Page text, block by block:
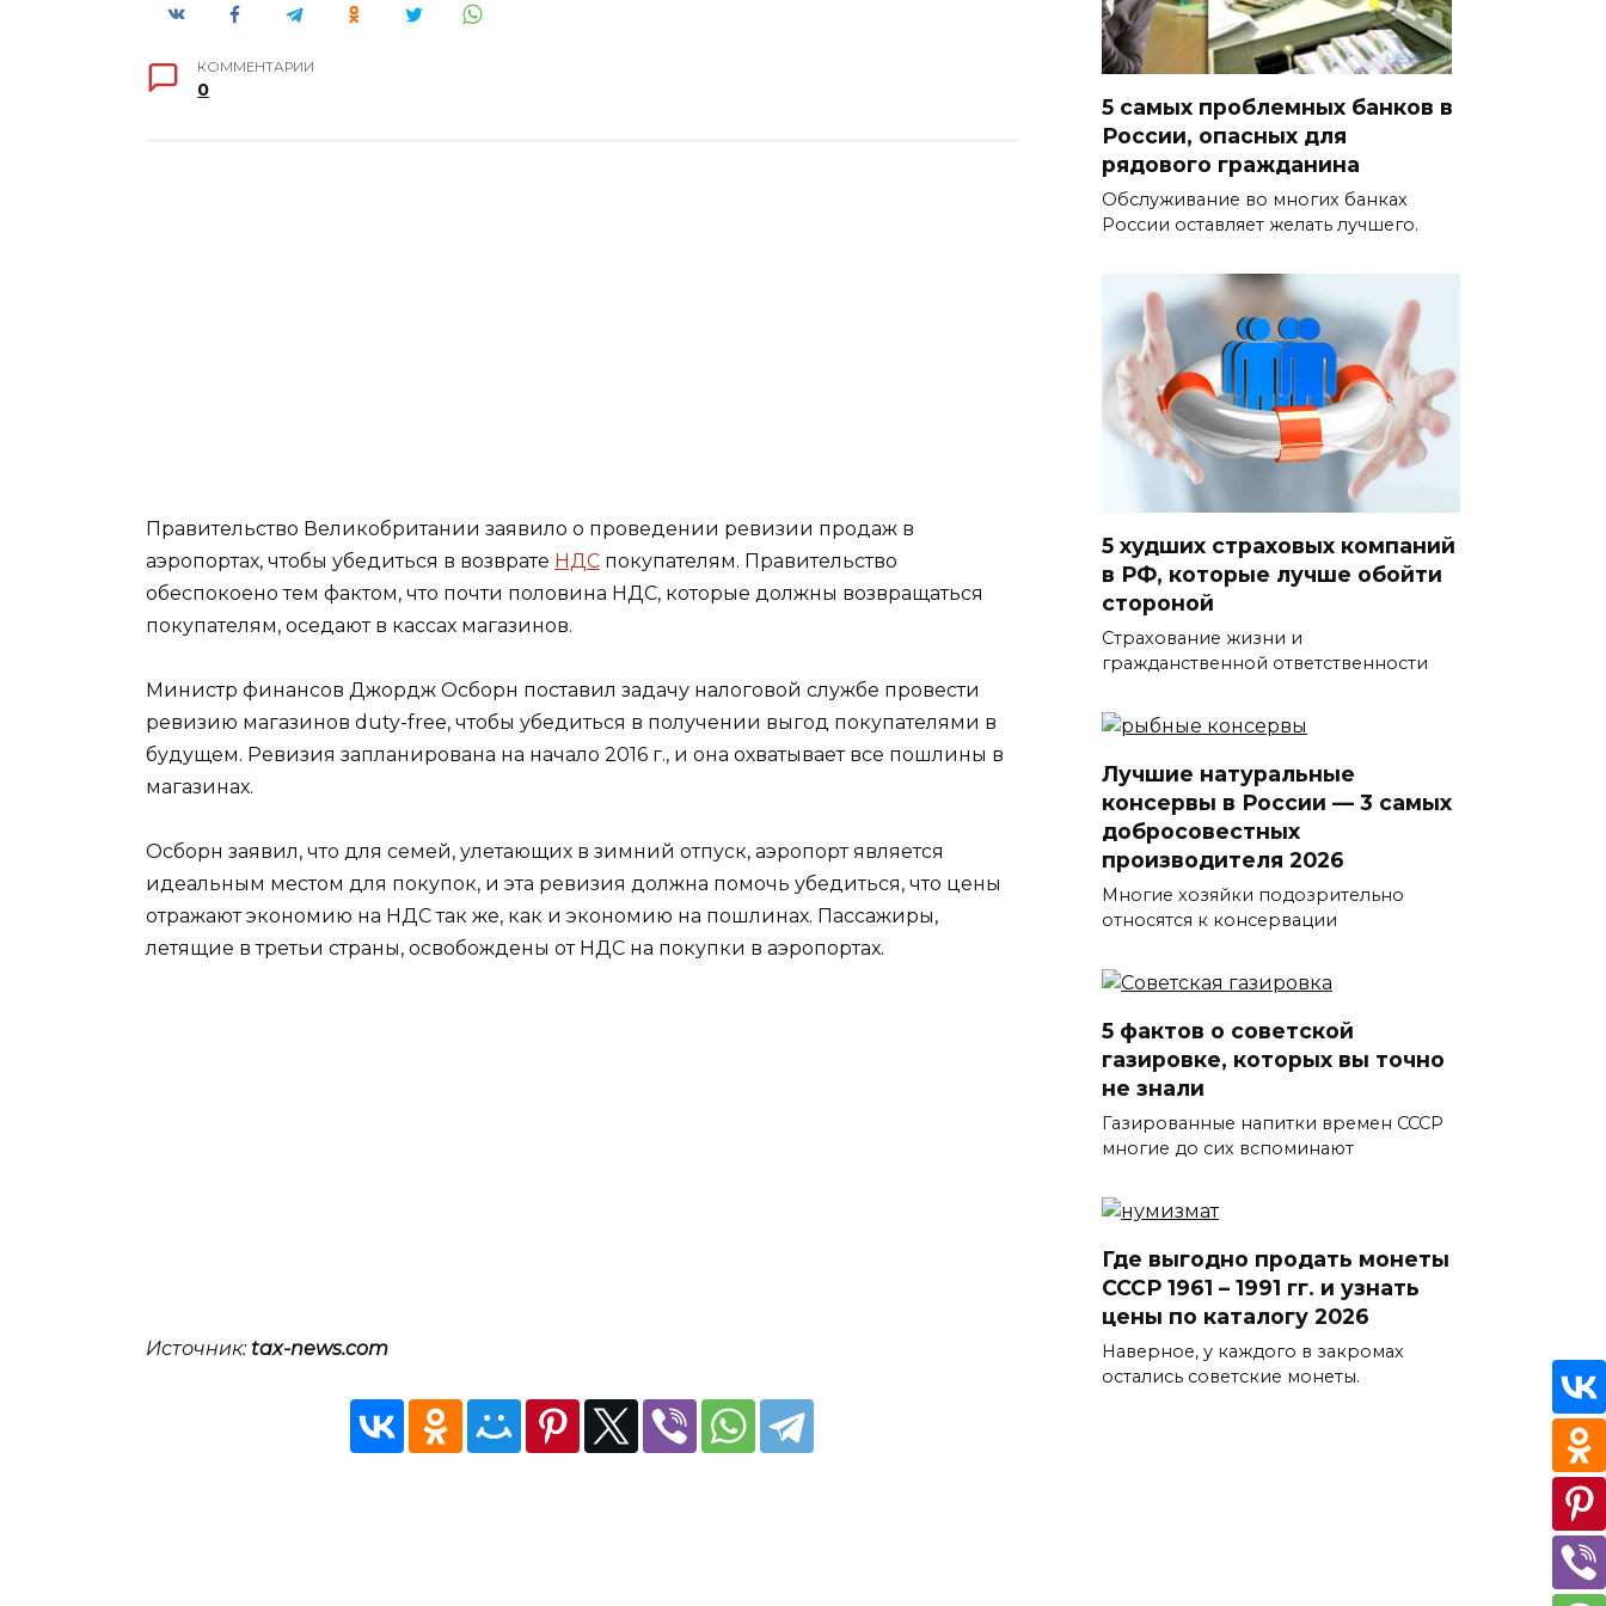
КОММЕНТАРИИ
0
Правительство Великобритании заявило о проведении ревизии продаж в
аэропортах, чтобы убедиться в возврате НДС покупателям. Правительство
обеспокоено тем фактом, что почти половина НДС, которые должны возвращаться
покупателям, оседают в кассах магазинов.
Министр финансов Джордж Осборн поставил задачу налоговой службе провести
ревизию магазинов duty-free, чтобы убедиться в получении выгод покупателями в
будущем. Ревизия запланирована на начало 2016 г., и она охватывает все пошлины в
магазинах.
Осборн заявил, что для семей, улетающих в зимний отпуск, аэропорт является
идеальным местом для покупок, и эта ревизия должна помочь убедиться, что цены
отражают экономию на НДС так же, как и экономию на пошлинах. Пассажиры,
летящие в третьи страны, освобождены от НДС на покупки в аэропортах.
Источник: tax-news.com
5 самых проблемных банков в
России, опасных для
рядового гражданина
Обслуживание во многих банках
России оставляет желать лучшего.
5 худших страховых компаний
в РФ, которые лучше обойти
стороной
Страхование жизни и
гражданственной ответственности
Лучшие натуральные
консервы в России — 3 самых
добросовестных
производителя 2026
Многие хозяйки подозрительно
относятся к консервации
5 фактов о советской
газировке, которых вы точно
не знали
Газированные напитки времен СССР
многие до сих вспоминают
Где выгодно продать монеты
СССР 1961 – 1991 гг. и узнать
цены по каталогу 2026
Наверное, у каждого в закромах
остались советские монеты.